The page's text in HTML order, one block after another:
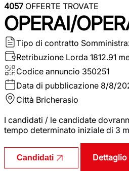
4057 OFFERTE TROVATE
OPERAI/
Tipo di contratto
Retribuzione Lorda 1812.91
Codice annuncio 350251
Data di pubblicazione 8/8/
Città Bricherasio
I candidati / le candidate
tempo determinato iniziale di 3
Candidati Dettaglio